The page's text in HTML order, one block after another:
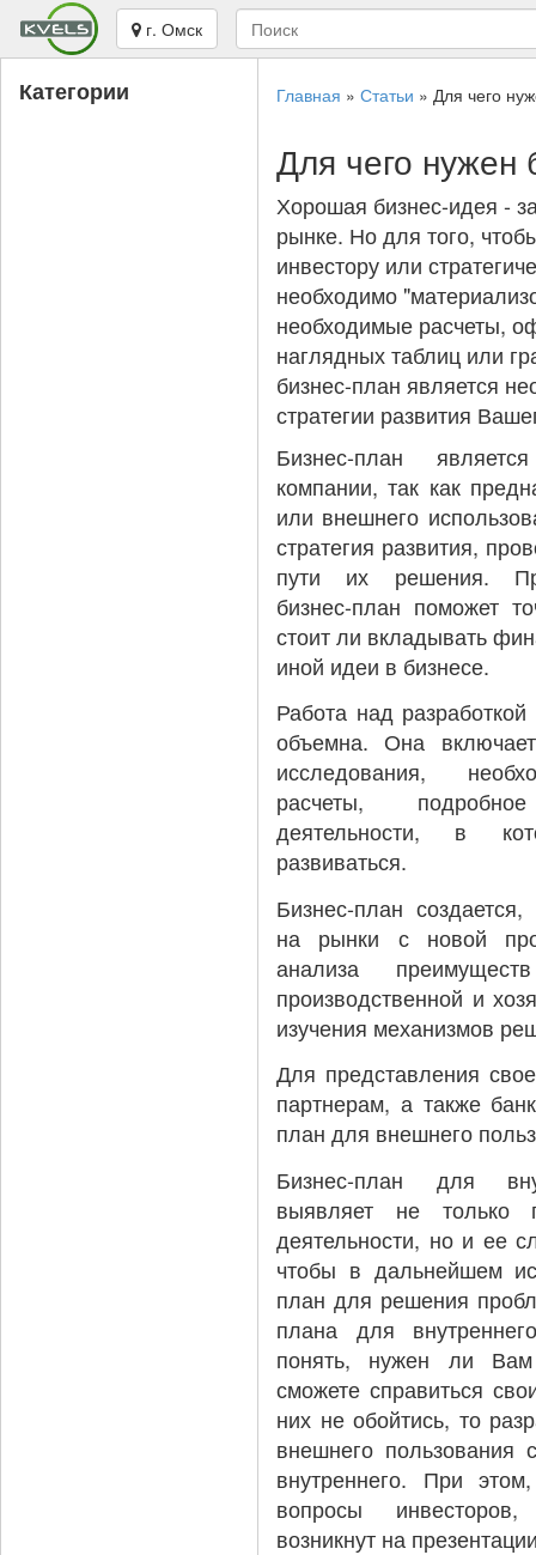
г. Омск
Категории Главная » Статьи » Для чего
Для чего нужен
Хорошая бизнес-идея -
рынке. Но для того,
инвестору или
необходимо
необходимые расчеты,
наглядных таблиц или
бизнес-план является
стратегии развития
Бизнес-план
компании, так как
или внешнего
стратегия развития,
пути их решения.
бизнес-план поможет
стоит ли вкладывать
иной идеи в бизнесе.
Работа над
объемна. Она
исследования,
расчеты,
деятельности, в
развиваться.
Бизнес-план
на рынки с новой
анализа
производственной и
изучения механизмов
Для представления
партнерам, а также
план для внешнего
Бизнес-план для
выявляет не только
деятельности, но и ее
чтобы в дальнейшем
план для решения
плана для
понять, нужен ли
сможете справиться
них не обойтись, то
внешнего пользования
внутреннего. При
вопросы
возникнут на